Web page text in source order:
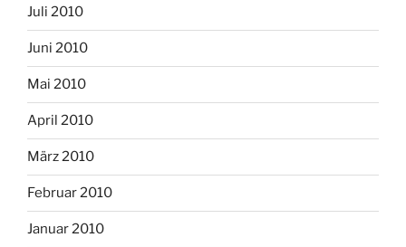
Juli 2010
Juni 2010
Mai 2010
April 2010
März 2010
Februar 2010
Januar 2010